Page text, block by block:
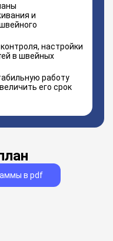
и
настройки
в швейных
работу
его срок
в pdf